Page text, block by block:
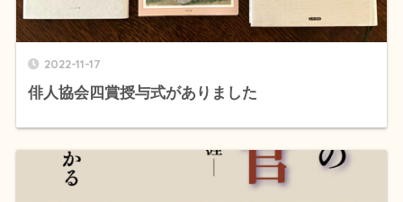
2022-11-17
俳人協会四賞授与式がありました